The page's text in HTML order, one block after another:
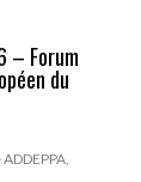
– Forum
du